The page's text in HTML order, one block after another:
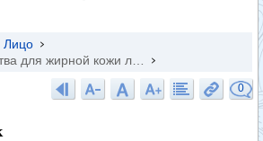
Лицо
для жирной кожи л…
0